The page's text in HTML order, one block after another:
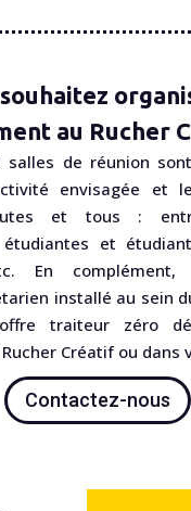
au Rucher
salles de réunion
envisagée et
et tous :
et
En complément,
installé au sein
traiteur zéro
Créatif ou dans
Contactez-nous